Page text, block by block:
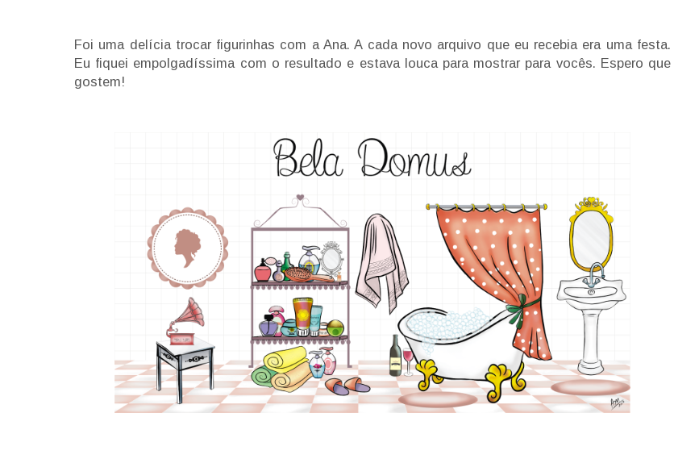
Foi uma delícia trocar figurinhas com a Ana. A cada novo arquivo que eu recebia era uma festa.
Eu fiquei empolgadíssima com o resultado e estava louca para mostrar para vocês. Espero que
gostem!